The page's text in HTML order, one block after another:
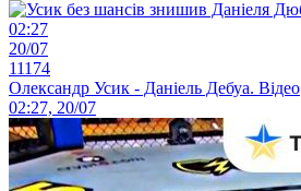
02:27
20/07
11174
Олександр Усик - Даніель Дебуа. Відео
02:27, 20/07